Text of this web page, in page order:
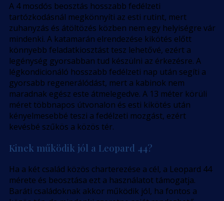
A 4 mosdós beosztás hosszabb fedélzeti
tartózkodásnál megkönnyíti az esti rutint, mert
zuhanyzás és átöltözés közben nem egy helyiségre vár
mindenki. A katamarán elrendezése kikötés előtt
könnyebb feladatkiosztást tesz lehetővé, ezért a
legénység gyorsabban tud készülni az érkezésre. A
légkondicionáló hosszabb fedélzeti nap után segíti a
gyorsabb regenerálódást, mert a kabinok nem
maradnak egész este átmelegedve. A 13 méter körüli
méret többnapos útvonalon és esti kikötés után
kényelmesebbé teszi a fedélzeti mozgást, ezért
kevésbé szűkös a közös tér.
Kinek működik jól a Leopard 44?
Ha a két család közös charterezése a cél, a Leopard 44
mérete és beosztása ezt a használatot támogatja.
Baráti családoknak akkor működik jól, ha fontos a